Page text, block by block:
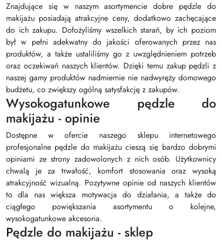
Znajdujące się w naszym asortymencie dobre pędzle do
makijażu posiadają atrakcyjne ceny, dodatkowo zachęcające
do ich zakupu. Dołożyliśmy wszelkich starań, by ich poziom
był w pełni adekwatny do jakości oferowanych przez nas
produktów, a także ustaliliśmy go z uwzględnieniem potrzeb
oraz oczekiwań naszych klientów. Dzięki temu zakup pędzli z
naszej gamy produktów nadmiernie nie nadwyręży domowego
budżetu, co zwiększy ogólną satysfakcję z zakupów.
Wysokogatunkowe pędzle do
makijażu - opinie
Dostępne w ofercie naszego sklepu internetowego
profesjonalne pędzle do makijażu cieszą się bardzo dobrymi
opiniami ze strony zadowolonych z nich osób. Użytkownicy
chwalą je za trwałość, komfort stosowania oraz wysoką
atrakcyjność wizualną. Pozytywne opinie od naszych klientów
to dla nas większa motywacja do działania, a także do
ciągłego powiększania asortymentu o kolejne,
wysokogatunkowe akcesoria.
Pędzle do makijażu - sklep